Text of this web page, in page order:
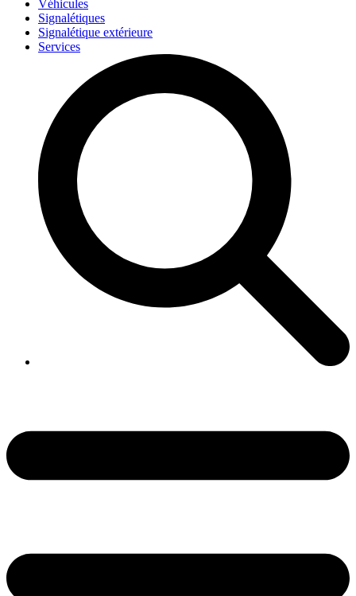
Véhicules
Signalétiques
Signalétique extérieure
Services